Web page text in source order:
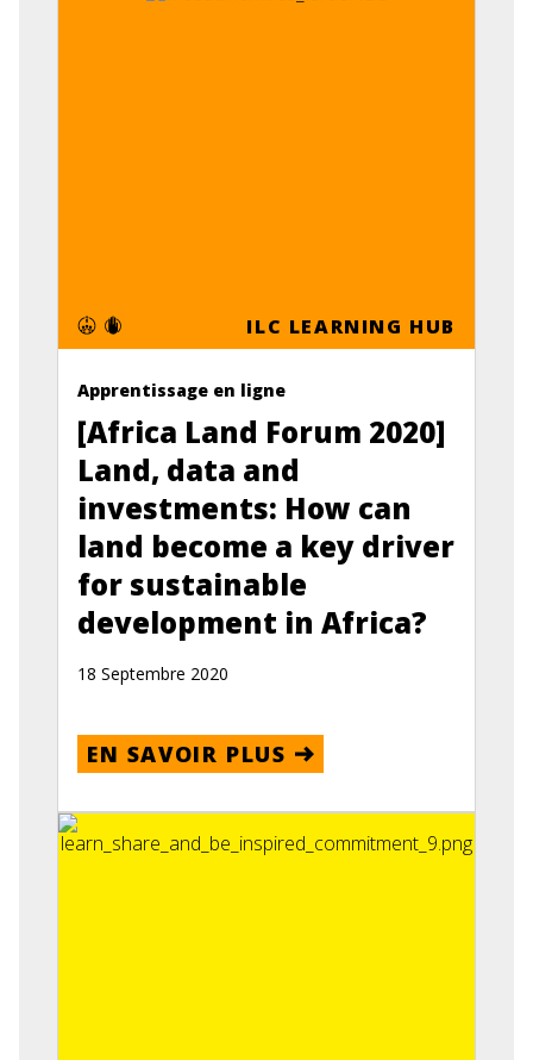
ILC LEARNING HUB
Apprentissage en ligne
[Africa Land Forum 2020]
Land, data and
investments: How can
land become a key driver
for sustainable
development in Africa?
18 Septembre 2020
EN SAVOIR PLUS